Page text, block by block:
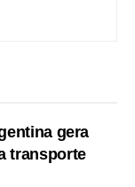
gera
transporte